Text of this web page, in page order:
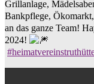
Grillanlage,
Bankpflege,
an das ganze Team!
2024!